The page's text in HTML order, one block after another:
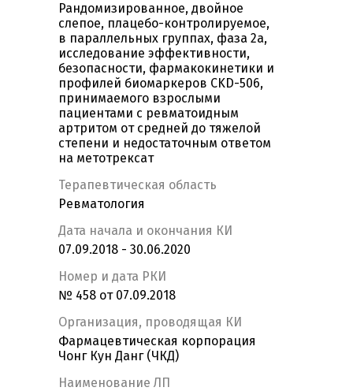
Рандомизированное, двойное
слепое, плацебо-контролируемое,
в параллельных группах, фаза 2а,
исследование эффективности,
безопасности, фармакокинетики и
профилей биомаркеров CKD-506,
принимаемого взрослыми
пациентами с ревматоидным
артритом от средней до тяжелой
степени и недостаточным ответом
на метотрексат
Терапевтическая область
Ревматология
Дата начала и окончания КИ
07.09.2018 - 30.06.2020
Номер и дата РКИ
№ 458 от 07.09.2018
Организация, проводящая КИ
Фармацевтическая корпорация
Чонг Кун Данг (ЧКД)
Наименование ЛП